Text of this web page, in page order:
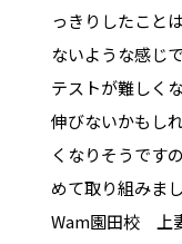
っきりしたこと
ないような感じ
テストが難しく
伸びないかもし
くなりそうです
めて取り組みまし
Wam園田校